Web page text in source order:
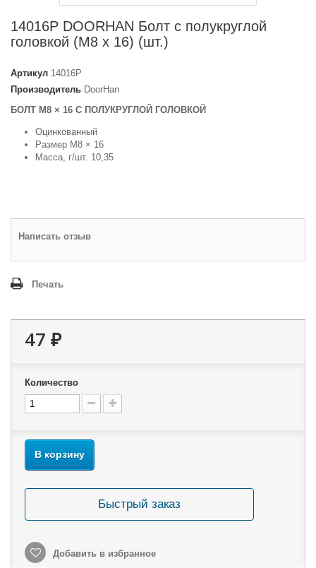
14016P DOORHAN Болт с полукруглой
головкой (М8 х 16) (шт.)
Артикул 14016P
Производитель DoorHan
БОЛТ М8 × 16 С ПОЛУКРУГЛОЙ ГОЛОВКОЙ
Оцинкованный
Размер М8 × 16
Масса, г/шт. 10,35
Написать отзыв
Печать
47 ₽
Количество
В корзину
Быстрый заказ
Добавить в избранное